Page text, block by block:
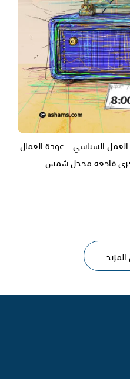
العمل السياسي… عودة العمال
فاجعة مجدل شمس -